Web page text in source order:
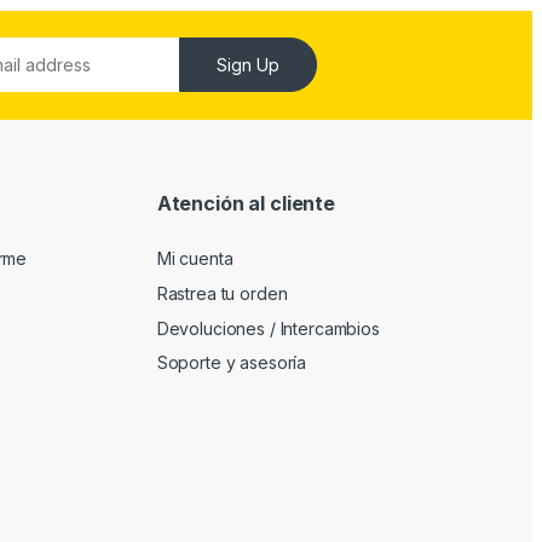
Sign Up
Atención al cliente
Mi cuenta
Rastrea tu orden
Devoluciones / Intercambios
Soporte y asesoría